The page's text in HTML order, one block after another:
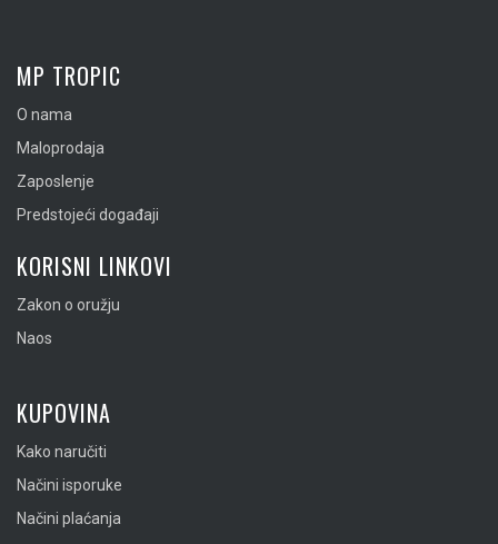
MP TROPIC
O nama
Maloprodaja
Zaposlenje
Predstojeći događaji
KORISNI LINKOVI
Zakon o oružju
Naos
KUPOVINA
Kako naručiti
Načini isporuke
Načini plaćanja